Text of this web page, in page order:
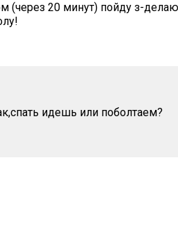
(через 20 минут) пойду з-
идешь или поболтаем?